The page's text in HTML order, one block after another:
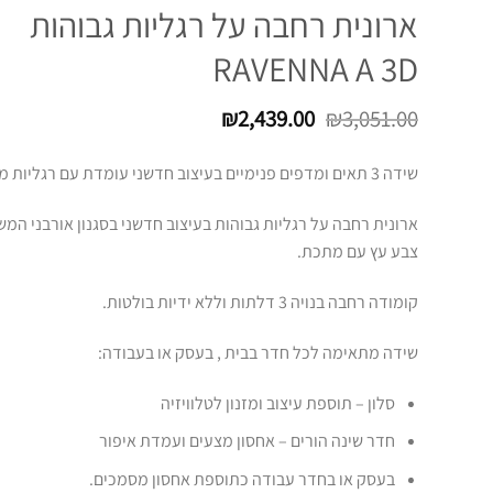
ארונית רחבה על רגליות גבוהות
RAVENNA A 3D
₪3,051.00 המחיר
₪3,051.00.
₪2,439.00
₪2,439.00. שידה 3 תאים ומדפים פנימיים בעיצוב חדשני עומדת עם רגליות מוזהבות
ארונית רחבה על רגליות גבוהות בעיצוב חדשני בסגנון אורבני
צבע עץ עם מתכת.
קומודה רחבה בנויה 3 דלתות וללא ידיות בולטות.
שידה מתאימה לכל חדר בבית , בעסק או בעבודה:
סלון – תוספת עיצוב ומזנון לטלוויזיה
חדר שינה הורים – אחסון מצעים ועמדת איפור
בעסק או בחדר עבודה כתוספת אחסון מסמכים.